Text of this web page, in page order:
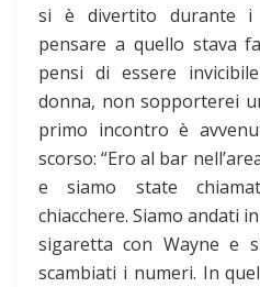
si è divertito durante i
pensare a quello stava
pensi di essere
donna, non sopporterei
primo incontro è
scorso: “Ero al bar
e siamo state
chiacchere. Siamo andati
sigaretta con Wayne e
scambiati i numeri. In